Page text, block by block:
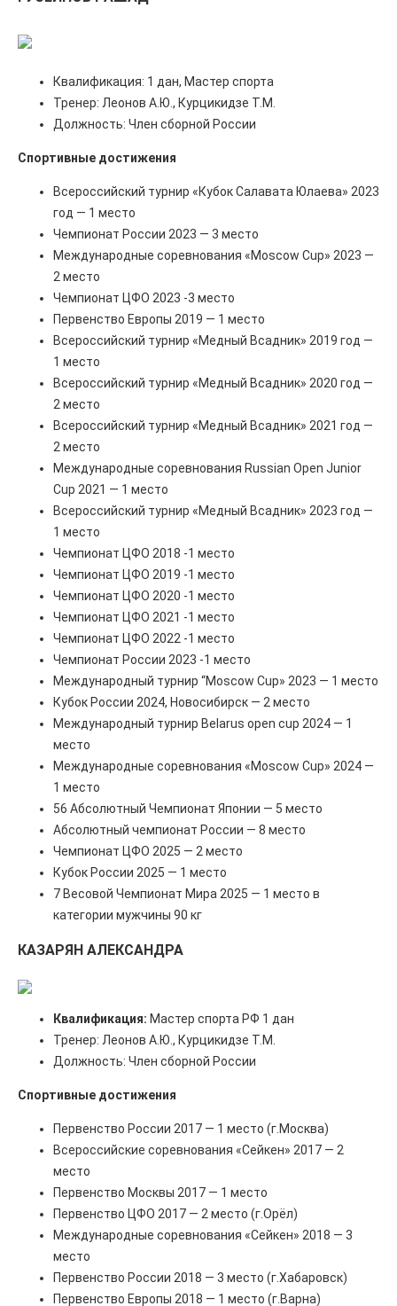
Квалификация: 1 дан, Мастер спорта
Тренер: Леонов А.Ю., Курцикидзе Т.М.
Должность: Член сборной России
Спортивные достижения
Всероссийский турнир «Кубок Салавата Юлаева» 2023
год — 1 место
Чемпионат России 2023 — 3 место
Международные соревнования «Moscow Cup» 2023 —
2 место
Чемпионат ЦФО 2023 -3 место
Первенство Европы 2019 — 1 место
Всероссийский турнир «Медный Всадник» 2019 год —
1 место
Всероссийский турнир «Медный Всадник» 2020 год —
2 место
Всероссийский турнир «Медный Всадник» 2021 год —
2 место
Международные соревнования Russian Open Junior
Cup 2021 — 1 место
Всероссийский турнир «Медный Всадник» 2023 год —
1 место
Чемпионат ЦФО 2018 -1 место
Чемпионат ЦФО 2019 -1 место
Чемпионат ЦФО 2020 -1 место
Чемпионат ЦФО 2021 -1 место
Чемпионат ЦФО 2022 -1 место
Чемпионат России 2023 -1 место
Международный турнир “Moscow Cup» 2023 — 1 место
Кубок России 2024, Новосибирск — 2 место
Международный турнир Belarus open cup 2024 — 1
место
Международные соревнования «Moscow Cup» 2024 —
1 место
56 Абсолютный Чемпионат Японии — 5 место
Абсолютный чемпионат России — 8 место
Чемпионат ЦФО 2025 — 2 место
Кубок России 2025 — 1 место
7 Весовой Чемпионат Мира 2025 — 1 место в
категории мужчины 90 кг
КАЗАРЯН АЛЕКСАНДРА
Квалификация: Мастер спорта РФ 1 дан
Тренер: Леонов А.Ю., Курцикидзе Т.М.
Должность: Член сборной России
Спортивные достижения
Первенство России 2017 — 1 место (г.Москва)
Всероссийские соревнования «Сейкен» 2017 — 2
место
Первенство Москвы 2017 — 1 место
Первенство ЦФО 2017 — 2 место (г.Орёл)
Международные соревнования «Сейкен» 2018 — 3
место
Первенство России 2018 — 3 место (г.Хабаровск)
Первенство Европы 2018 — 1 место (г.Варна)